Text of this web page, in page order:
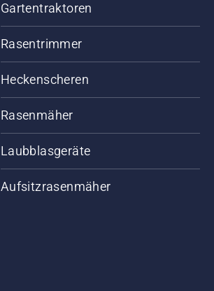
Gartentraktoren
Rasentrimmer
Heckenscheren
Rasenmäher
Laubblasgeräte
Aufsitzrasenmäher